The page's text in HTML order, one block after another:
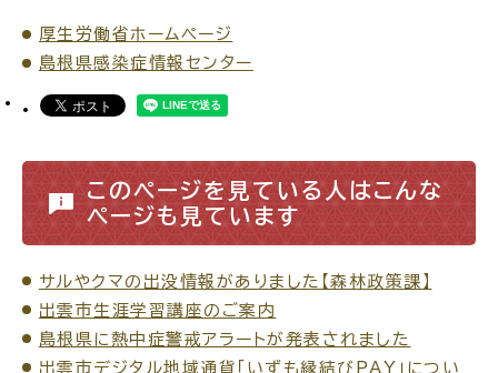
便利なサービス
くらしの便利情報 子育て便利帳
プリ
ウンロード
厚生労働省ホームページ
島根県感染症情報センター
このページを見ている人はこんな
ページも見ています
サルやクマの出没情報がありました【森林政策課】
出雲市生涯学習講座のご案内
島根県に熱中症警戒アラートが発表されました
出雲市デジタル地域通貨「いずも縁結びPAY」につい